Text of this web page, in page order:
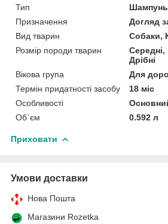
Тип
Шампунь
Призначення
Догляд
Вид тварин
Собаки,
Розмір породи тварин
Середні,
Дрібні
Вікова група
Для
Термін придатності засобу
18 міс
Особливості
Об`єм
0.592 л
Приховати
Умови доставки
Нова Пошта
Магазини Rozetka